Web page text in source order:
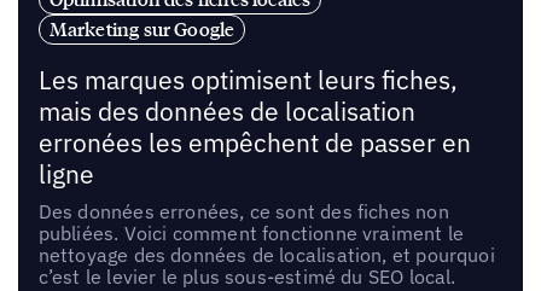
Marketing sur Google
Les marques optimisent leurs fiches,
mais des données de localisation
erronées les empêchent de passer en
ligne
Des données erronées, ce sont des fiches non
publiées. Voici comment fonctionne vraiment le
nettoyage des données de localisation, et pourquoi
c’est le levier le plus sous-estimé du SEO local.